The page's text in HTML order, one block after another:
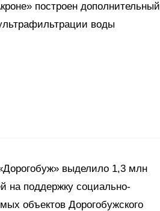
построен дополнительный
воды
выделило 1,3 млн
на поддержку социально-
объектов Дорогобужского